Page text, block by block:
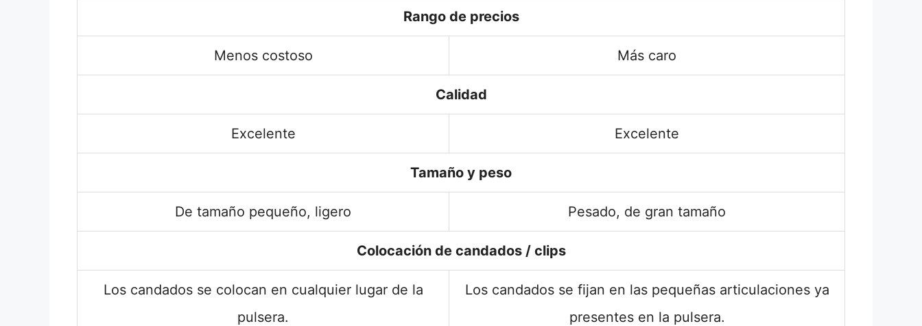
Rango de precios
Menos costoso Más caro
Calidad
Excelente Excelente
Tamaño y peso
De tamaño pequeño, ligero Pesado, de gran tamaño
Colocación de candados / clips
Los candados se colocan en cualquier lugar de la
pulsera.
Los candados se fijan en las pequeñas articulaciones ya
presentes en la pulsera.